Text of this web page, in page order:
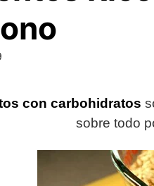
con carbohidratos
sobre todo